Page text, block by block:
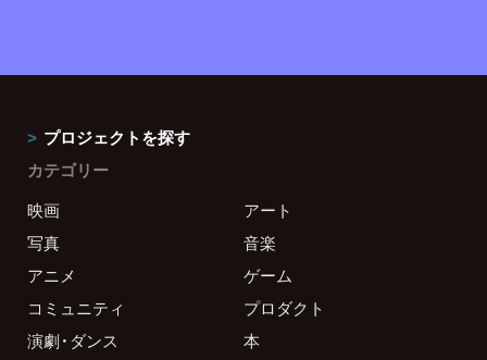
プロジェクトを探す
カテゴリー
映画
アート
写真
音楽
アニメ
ゲーム
コミュニティ
プロダクト
演劇・ダンス
本